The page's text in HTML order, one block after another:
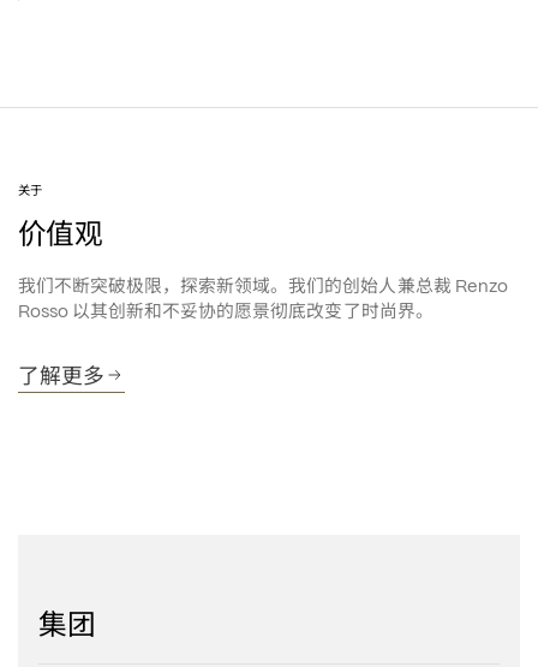
关于
价值观
我们不断突破极限，探索新领域。我们的创始人兼总裁 Renzo
Rosso 以其创新和不妥协的愿景彻底改变了时尚界。
了解更多
集团